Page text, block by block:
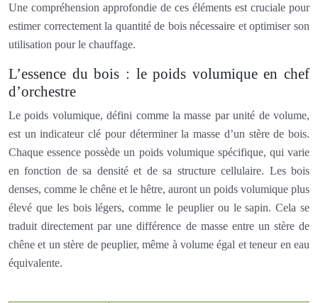
Une compréhension approfondie de ces éléments est cruciale pour
estimer correctement la quantité de bois nécessaire et optimiser son
utilisation pour le chauffage.
L’essence du bois : le poids volumique en chef
d’orchestre
Le poids volumique, défini comme la masse par unité de volume,
est un indicateur clé pour déterminer la masse d’un stère de bois.
Chaque essence possède un poids volumique spécifique, qui varie
en fonction de sa densité et de sa structure cellulaire. Les bois
denses, comme le chêne et le hêtre, auront un poids volumique plus
élevé que les bois légers, comme le peuplier ou le sapin. Cela se
traduit directement par une différence de masse entre un stère de
chêne et un stère de peuplier, même à volume égal et teneur en eau
équivalente.